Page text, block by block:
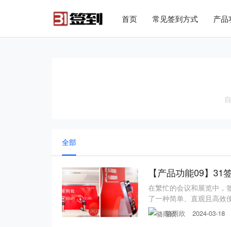
首页 常见签到方式 产品
全部
【产品功能09】
在繁忙的会议和展览中，
了一种简单、直观且高效
现场签到、制证和领证带
模式，特别适用于大型
骆雨欣 2024-03-18